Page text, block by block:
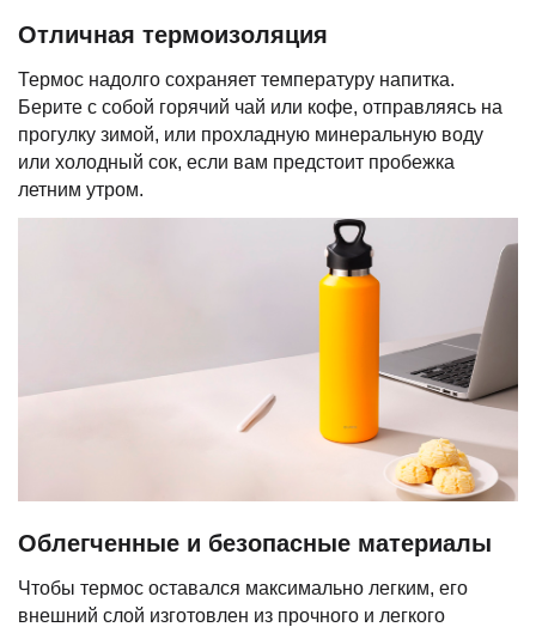
Отличная термоизоляция
Термос надолго сохраняет температуру напитка.
Берите с собой горячий чай или кофе, отправляясь на
прогулку зимой, или прохладную минеральную воду
или холодный сок, если вам предстоит пробежка
летним утром.
Облегченные и безопасные материалы
Чтобы термос оставался максимально легким, его
внешний слой изготовлен из прочного и легкого